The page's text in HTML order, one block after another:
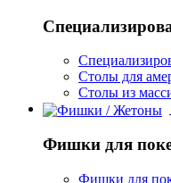
Столы для
Столы из
Фишки для
Фишки для